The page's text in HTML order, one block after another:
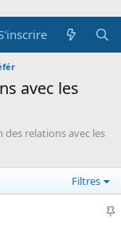
avec les
des relations avec les
Filtres
I